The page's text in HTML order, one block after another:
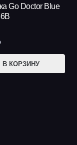
Go Doctor Blue
В КОРЗИНУ